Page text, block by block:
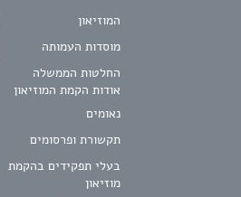
המוזיאון
מוסדות העמותה
החלטות הממשלה
אודות הקמת המוזיאון
נאומים
תקשורת ופרסומים
בעלי תפקידים בהקמת
מוזיאון